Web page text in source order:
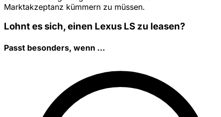
Marktakzeptanz kümmern zu müssen.
Lohnt es sich, einen Lexus LS zu leasen?
Passt besonders, wenn …